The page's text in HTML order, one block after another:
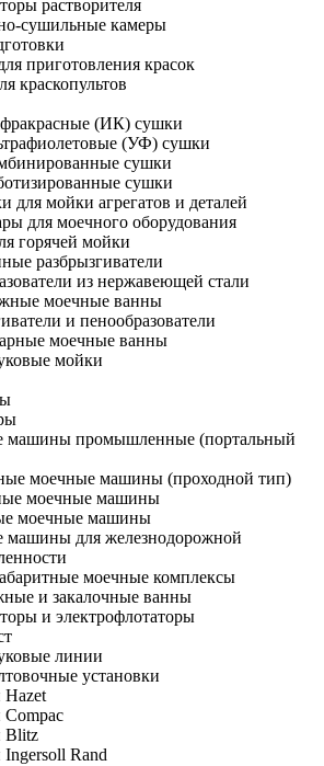
растворителя
сушильные камеры
приготовления красок
краскопультов
(ИК) сушки
(УФ) сушки
сушки
сушки
для мойки агрегатов и деталей
для моечного оборудования
горячей мойки
разбрызгиватели
из нержавеющей стали
моечные ванны
и пенообразователи
моечные ванны
мойки
машины промышленные (портальный
моечные машины (проходной тип)
моечные машины
моечные машины
для железнодорожной
моечные комплексы
и закалочные ванны
и электрофлотаторы
линии
установки
Hazet
Compac
Blitz
Ingersoll Rand